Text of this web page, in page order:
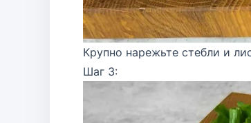
Крупно нарежьте стебли и
Шаг 3: